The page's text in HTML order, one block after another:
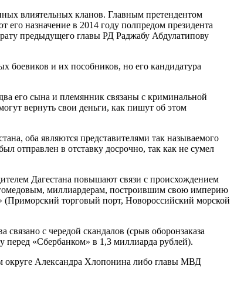
влиятельных кланов. Главным претендентом
его назначение в 2014 году полпредом президента
предыдущего главы РД Раджабу Абдулатипову
боевиков и их пособников, но его кандидатура
его сына и племянник связаны с криминальной
вернуть свои деньги, как пишут об этом
оба являются представителями так называемого
отправлен в отставку досрочно, так как не сумел
Дагестана повышают связи с происхождением
миллиардерам, построившим свою империю
торговый порт, Новороссийский морской
с чередой скандалов (срыв оборонзаказа
перед «Сбербанком» в 1,3 миллиарда рублей).
округе Александра Хлопонина либо главы МВД